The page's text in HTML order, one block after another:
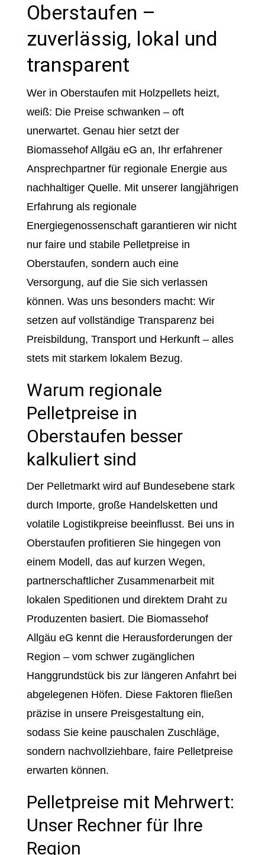
Oberstaufen –
zuverlässig, lokal und
transparent
Wer in Oberstaufen mit Holzpellets heizt,
weiß: Die Preise schwanken – oft
unerwartet. Genau hier setzt der
Biomassehof Allgäu eG an, Ihr erfahrener
Ansprechpartner für regionale Energie aus
nachhaltiger Quelle. Mit unserer langjährigen
Erfahrung als regionale
Energiegenossenschaft garantieren wir nicht
nur faire und stabile Pelletpreise in
Oberstaufen, sondern auch eine
Versorgung, auf die Sie sich verlassen
können. Was uns besonders macht: Wir
setzen auf vollständige Transparenz bei
Preisbildung, Transport und Herkunft – alles
stets mit starkem lokalem Bezug.
Warum regionale
Pelletpreise in
Oberstaufen besser
kalkuliert sind
Der Pelletmarkt wird auf Bundesebene stark
durch Importe, große Handelsketten und
volatile Logistikpreise beeinflusst. Bei uns in
Oberstaufen profitieren Sie hingegen von
einem Modell, das auf kurzen Wegen,
partnerschaftlicher Zusammenarbeit mit
lokalen Speditionen und direktem Draht zu
Produzenten basiert. Die Biomassehof
Allgäu eG kennt die Herausforderungen der
Region – vom schwer zugänglichen
Hanggrundstück bis zur längeren Anfahrt bei
abgelegenen Höfen. Diese Faktoren fließen
präzise in unsere Preisgestaltung ein,
sodass Sie keine pauschalen Zuschläge,
sondern nachvollziehbare, faire Pelletpreise
erwarten können.
Pelletpreise mit Mehrwert:
Unser Rechner für Ihre
Region